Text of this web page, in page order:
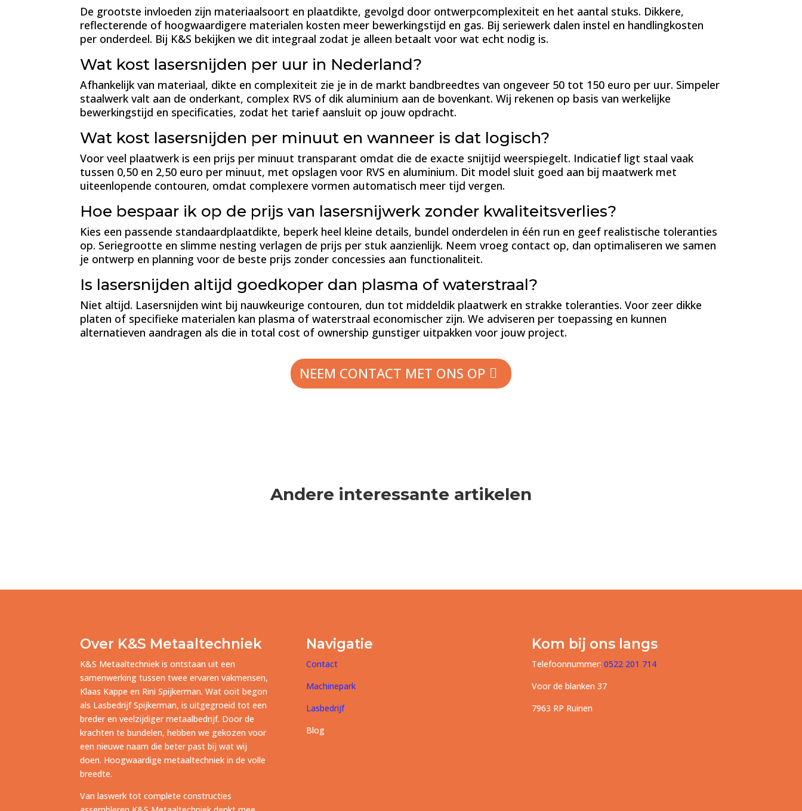
De grootste invloeden zijn materiaalsoort en plaatdikte, gevolgd door ontwerpcomplexiteit en het aantal stuks. Dikkere,
reflecterende of hoogwaardigere materialen kosten meer bewerkingstijd en gas. Bij seriewerk dalen instel en handlingkosten
per onderdeel. Bij K&S bekijken we dit integraal zodat je alleen betaalt voor wat echt nodig is.
Wat kost lasersnijden per uur in Nederland?
Afhankelijk van materiaal, dikte en complexiteit zie je in de markt bandbreedtes van ongeveer 50 tot 150 euro per uur. Simpeler
staalwerk valt aan de onderkant, complex RVS of dik aluminium aan de bovenkant. Wij rekenen op basis van werkelijke
bewerkingstijd en specificaties, zodat het tarief aansluit op jouw opdracht.
Wat kost lasersnijden per minuut en wanneer is dat logisch?
Voor veel plaatwerk is een prijs per minuut transparant omdat die de exacte snijtijd weerspiegelt. Indicatief ligt staal vaak
tussen 0,50 en 2,50 euro per minuut, met opslagen voor RVS en aluminium. Dit model sluit goed aan bij maatwerk met
uiteenlopende contouren, omdat complexere vormen automatisch meer tijd vergen.
Hoe bespaar ik op de prijs van lasersnijwerk zonder kwaliteitsverlies?
Kies een passende standaardplaatdikte, beperk heel kleine details, bundel onderdelen in één run en geef realistische toleranties
op. Seriegrootte en slimme nesting verlagen de prijs per stuk aanzienlijk. Neem vroeg contact op, dan optimaliseren we samen
je ontwerp en planning voor de beste prijs zonder concessies aan functionaliteit.
Is lasersnijden altijd goedkoper dan plasma of waterstraal?
Niet altijd. Lasersnijden wint bij nauwkeurige contouren, dun tot middeldik plaatwerk en strakke toleranties. Voor zeer dikke
platen of specifieke materialen kan plasma of waterstraal economischer zijn. We adviseren per toepassing en kunnen
alternatieven aandragen als die in total cost of ownership gunstiger uitpakken voor jouw project.
NEEM CONTACT MET ONS OP
Andere interessante artikelen
Over K&S Metaaltechniek
K&S Metaaltechniek is ontstaan uit een
samenwerking tussen twee ervaren vakmensen,
Klaas Kappe en Rini Spijkerman. Wat ooit begon
als Lasbedrijf Spijkerman, is uitgegroeid tot een
breder en veelzijdiger metaalbedrijf. Door de
krachten te bundelen, hebben we gekozen voor
een nieuwe naam die beter past bij wat wij
doen. Hoogwaardige metaaltechniek in de volle
breedte.
Van laswerk tot complete constructies
Navigatie
Contact
Machinepark
Lasbedrijf
Blog
Kom bij ons langs
Telefoonnummer: 0522 201 714
Voor de blanken 37
7963 RP Ruinen